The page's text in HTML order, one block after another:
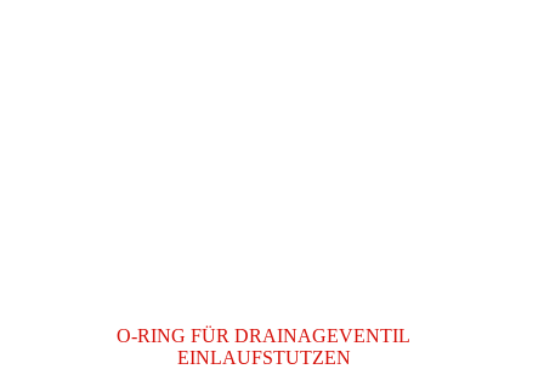
O-RING FÜR DRAINAGEVENTIL
EINLAUFSTUTZEN